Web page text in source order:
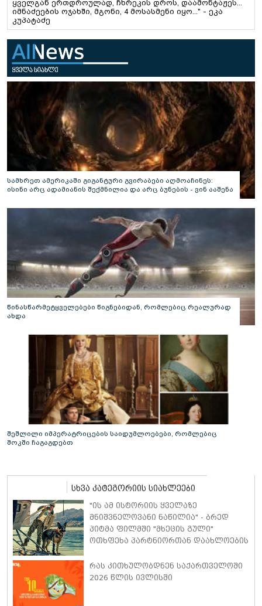
ყველგან ერთდროულად, ჩხრეკის დროს, დაამონტაჟეს...
იმნაძეების ოჯახში, მგონი, 4 მოსასმენი იყო..." - ეკა
კუპატაძე
სამხრეთ ამერიკაში გიგანტური გვირაბები აღმოაჩინეს:
ისინი არც ადამიანის შექმნილია და არც ბუნების - ვინ ააშენა
წინასწარმეტყველებები წიგნებიდან, რომლებიც რეალურად
ახდა
შეშლილი იმპერატრიცების საიდუმლოებები, რომლებიც
შოკში ჩაგაგდებთ
სხვა კატეგორიის სიახლეები
"ის ამ ისტორიის ყველაზე
მნიშვნელოვანი ნაწილია" - ბრედ
პიტმა ფილმში "მხეცის გული"
ოთხფეხა პარტნიორთან დაახლოების
ისაუბრა
რას კითხულობდნენ საქართველოში
2026 წლის ივლისში